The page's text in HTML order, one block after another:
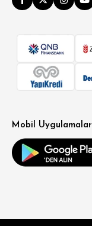
Mobil Uygulamalar